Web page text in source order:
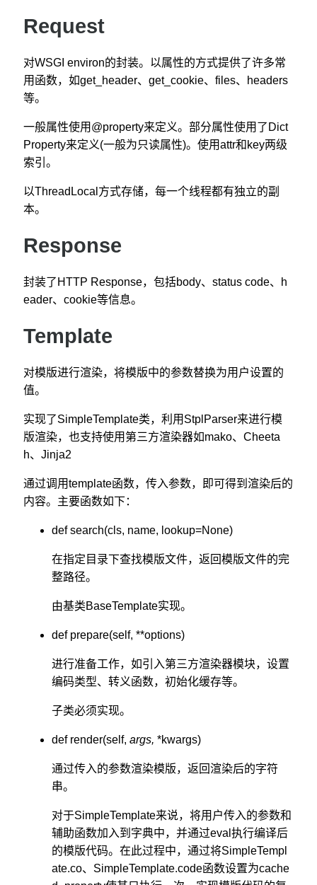
Request
对WSGI environ的封装。以属性的方式提供了许多常
用函数，如get_header、get_cookie、files、headers
等。
一般属性使用@property来定义。部分属性使用了Dict
Property来定义(一般为只读属性)。使用attr和key两级
索引。
以ThreadLocal方式存储，每一个线程都有独立的副
本。
Response
封装了HTTP Response，包括body、status code、h
eader、cookie等信息。
Template
对模版进行渲染，将模版中的参数替换为用户设置的
值。
实现了SimpleTemplate类，利用StplParser来进行模
版渲染，也支持使用第三方渲染器如mako、Cheeta
h、Jinja2
通过调用template函数，传入参数，即可得到渲染后的
内容。主要函数如下：
def search(cls, name, lookup=None)
在指定目录下查找模版文件，返回模版文件的完
整路径。
由基类BaseTemplate实现。
def prepare(self, **options)
进行准备工作，如引入第三方渲染器模块，设置
编码类型、转义函数，初始化缓存等。
子类必须实现。
def render(self,args,*kwargs)
通过传入的参数渲染模版，返回渲染后的字符
串。
对于SimpleTemplate来说，将用户传入的参数和
辅助函数加入到字典中，并通过eval执行编译后
的模版代码。在此过程中，通过将SimpleTempl
ate.co、SimpleTemplate.code函数设置为cache